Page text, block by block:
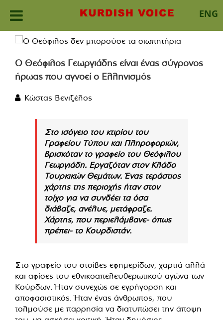
ENG
Skip
contentΟ Θεόφιλος Γεωργιάδης είναι ένας σύγρονος
ήρωας που αγνοεί ο Ελληνισμός
Κώστας Βενιζέλος
Στο ισόγειο του κτιρίου του
Γραφείου Τύπου και Πληροφοριών,
βρισκόταν το γραφείο του Θεόφιλου
Γεωργιάδη. Εργαζόταν στον Κλάδο
Τουρκικών Θεμάτων. Ένας τεράστιος
χάρτης της περιοχής ήταν στον
τοίχο για να συνδέει τα όσα
διάβαζε, ανέλυε, μετάφραζε.
Χάρτης, που περιελάμβανε- όπως
πρέπει- το Κουρδιστάν.
Στο γραφείο του στοίβες εφημερίδων, χαρτιά αλλά
και αφίσες του εθνικοαπελευθερωτικού αγώνα των
Κούρδων. Ήταν συνεχώς σε εγρήγορση και
αποφασιστικός. Ήταν ένας άνθρωπος, που
τολμούσε με παρρησία να διατυπώσει την άποψη